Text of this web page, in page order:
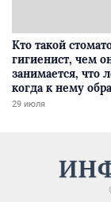
Кто такой
гигиенист, чем
занимается, что
когда к нему
29 июля